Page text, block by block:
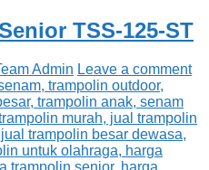
TSS-125-ST
Admin Leave a comment